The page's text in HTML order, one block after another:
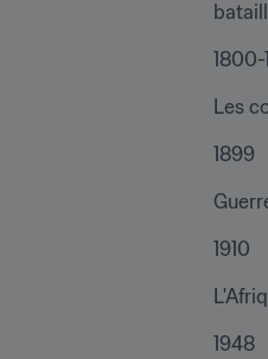
1800-
Les
1899
1910
1948